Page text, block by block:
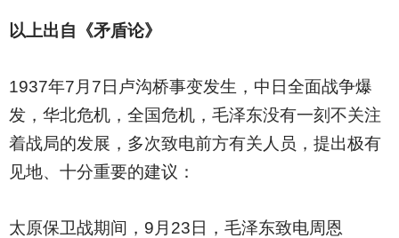
以上出自《矛盾论》
1937年7月7日卢沟桥事变发生，中日全面战争爆
发，华北危机，全国危机，毛泽东没有一刻不关注
着战局的发展，多次致电前方有关人员，提出极有
见地、十分重要的建议：
太原保卫战期间，9月23日，毛泽东致电周恩